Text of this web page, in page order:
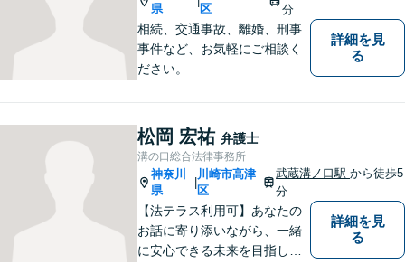
県
区
分
相続、交通事故、離婚、刑事
事件など、お気軽にご相談く
ださい。
詳細を見
る
松岡 宏祐 弁護士
溝の口総合法律事務所
神奈川
県
川崎市高津
区
武蔵溝ノ口駅から徒歩5
分
【法テラス利用可】あなたの
お話に寄り添いながら、一緒
に安心できる未来を目指しま
詳細を見
る